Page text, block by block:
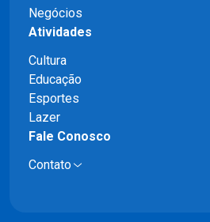
Negócios
Atividades
Cultura
Educação
Esportes
Lazer
Fale Conosco
Contato